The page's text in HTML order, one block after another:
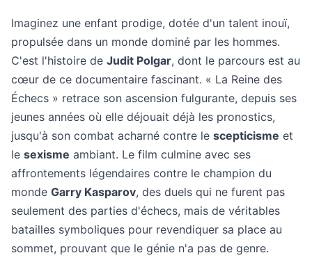
Imaginez une enfant prodige, dotée d'un talent inouï,
propulsée dans un monde dominé par les hommes.
C'est l'histoire de Judit Polgar, dont le parcours est au
cœur de ce documentaire fascinant. « La Reine des
Échecs » retrace son ascension fulgurante, depuis ses
jeunes années où elle déjouait déjà les pronostics,
jusqu'à son combat acharné contre le scepticisme et
le sexisme ambiant. Le film culmine avec ses
affrontements légendaires contre le champion du
monde Garry Kasparov, des duels qui ne furent pas
seulement des parties d'échecs, mais de véritables
batailles symboliques pour revendiquer sa place au
sommet, prouvant que le génie n'a pas de genre.